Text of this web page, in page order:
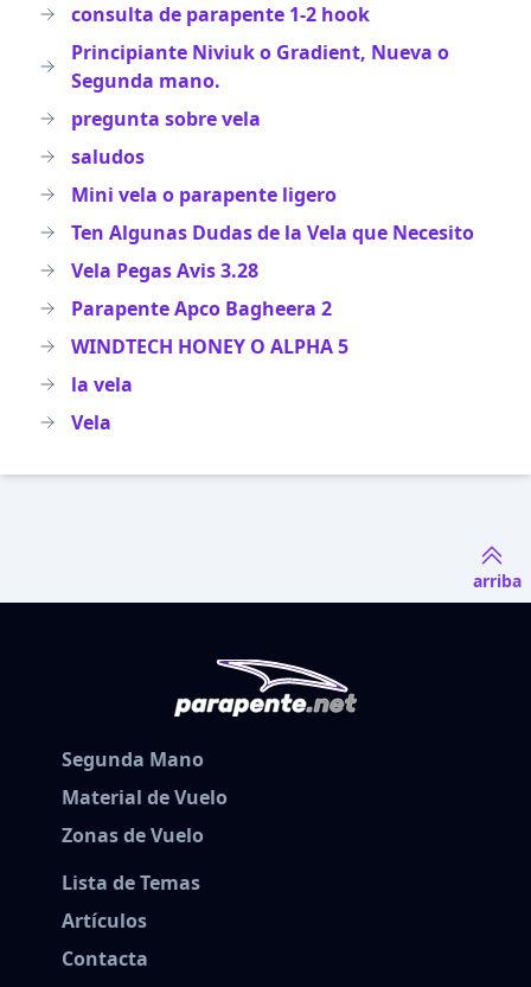
consulta de parapente 1-2 hook
Principiante Niviuk o Gradient, Nueva o
Segunda mano.
pregunta sobre vela
saludos
Mini vela o parapente ligero
Ten Algunas Dudas de la Vela que Necesito
Vela Pegas Avis 3.28
Parapente Apco Bagheera 2
WINDTECH HONEY O ALPHA 5
la vela
Vela
arriba
Segunda Mano
Material de Vuelo
Zonas de Vuelo
Lista de Temas
Artículos
Contacta